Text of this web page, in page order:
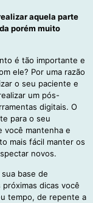
aquela parte
porém muito
é tão importante e
ele? Por uma razão
o seu paciente e
um pós-
digitais. O
para o seu
você mantenha e
mais fácil manter os
novos.
base de
dicas você
tempo, de repente a